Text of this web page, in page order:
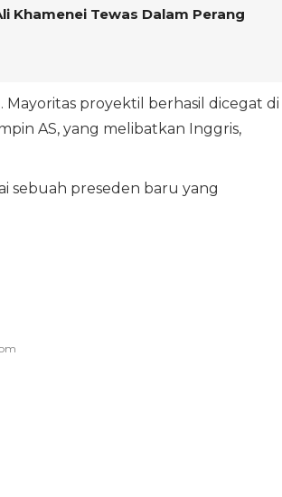
Khamenei Tewas Dalam Perang
Mayoritas proyektil berhasil dicegat di
AS, yang melibatkan Inggris,
sebuah preseden baru yang